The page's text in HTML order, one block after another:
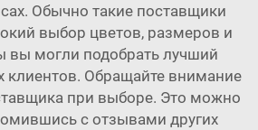
Обычно такие поставщики
выбор цветов, размеров и
вы могли подобрать лучший
клиентов. Обращайте внимание
при выборе. Это можно
с отзывами других